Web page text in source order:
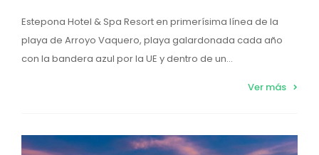
Estepona Hotel & Spa Resort en primerísima línea de la
playa de Arroyo Vaquero, playa galardonada cada año
con la bandera azul por la UE y dentro de un...
Ver más